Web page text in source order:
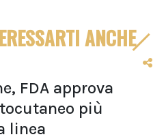
ANCHE
FDA approva
più
linea